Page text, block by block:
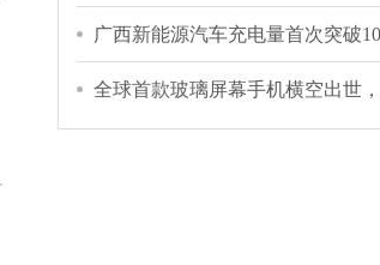
广西新能源汽车充电量首次突破
全球首款玻璃屏幕手机横空出世